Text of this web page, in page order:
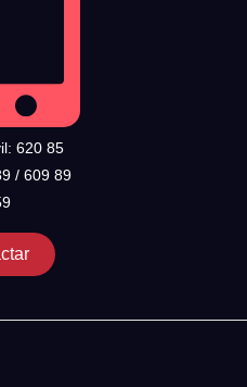
620 85
/ 609 89